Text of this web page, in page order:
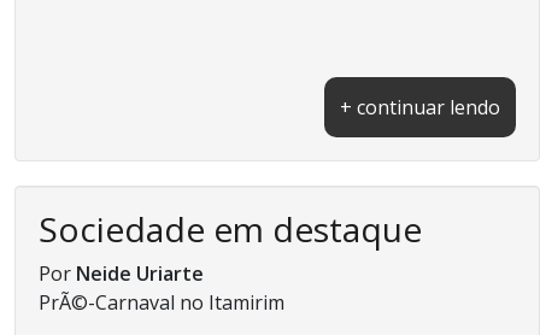
+ continuar lendo
Sociedade em destaque
Por Neide Uriarte
PrÃ©-Carnaval no Itamirim